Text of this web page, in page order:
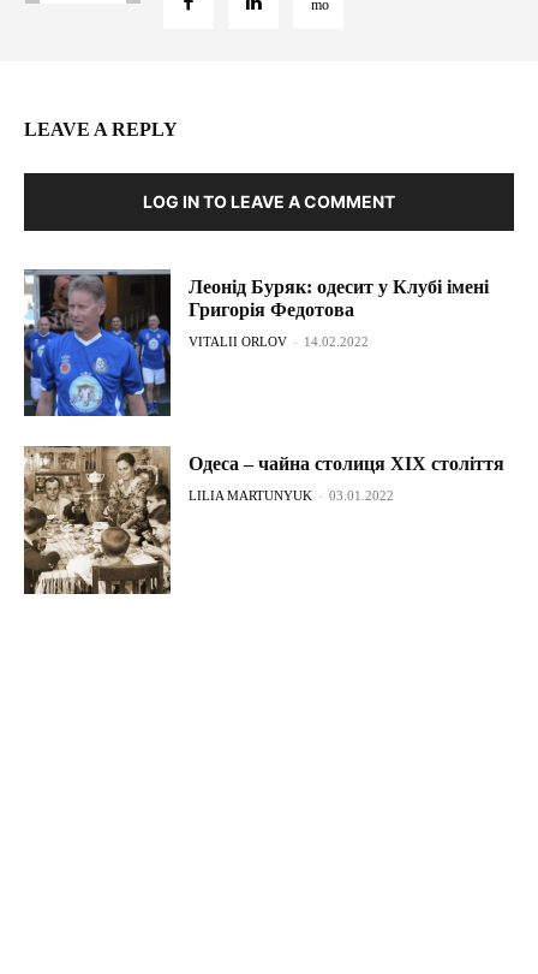
LEAVE A REPLY
LOG IN TO LEAVE A COMMENT
Леонід Буряк: одесит у Клубі імені
Григорія Федотова
VITALII ORLOV - 14.02.2022
Одеса – чайна столиця XIX століття
LILIA MARTUNYUK - 03.01.2022